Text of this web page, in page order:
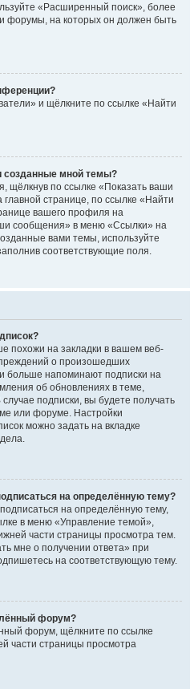
«Расширенный поиск», более
форумы, на которых он должен быть
и щёлкните по ссылке «Найти
созданные мной темы?
щёлкнув по ссылке «Показать ваши
странице, по ссылке «Найти
вашего профиля на
сообщения» в меню «Ссылки» на
вами темы, используйте
соответствующие поля.
похожи на закладки в вашем веб-
о произошедших
больше напоминают подписки на
об обновлениях в теме,
подписки, вы будете получать
или форуме. Настройки
можно задать на вкладке
на определённую тему?
на определённую тему,
в меню «Управление темой»,
части страницы просмотра тем.
мне о получении ответа» при
на соответствующую тему.
форум?
форум, щёлкните по ссылке
части страницы просмотра